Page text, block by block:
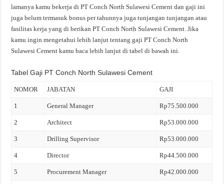
lamanya kamu bekerja di PT Conch North Sulawesi Cement dan gaji ini
juga belum termasuk bonus per tahunnya juga tunjangan tunjangan atau
fasilitas kerja yang di berikan PT Conch North Sulawesi Cement. Jika
kamu ingin mengetahui lebih lanjut tentang gaji PT Conch North
Sulawesi Cement kamu baca lebih lanjut di tabel di bawah ini.
Tabel Gaji PT Conch North Sulawesi Cement
NOMOR JABATAN GAJI
1 General Manager Rp75.500.000
2 Architect Rp53.000.000
3 Drilling Supervisor Rp53.000.000
4 Director Rp44.500.000
5 Procurement Manager Rp42.000.000